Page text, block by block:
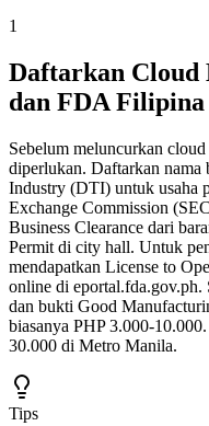
1
Daftarkan
dan FDA Filipina
Sebelum meluncurkan
diperlukan. Daftarkan nama
Industry (DTI) untuk usaha
Exchange Commission
Business Clearance dari
Permit di city hall. Untuk
mendapatkan License to
online di eportal.fda.gov.ph.
dan bukti Good
biasanya PHP 3.000-
30.000 di Metro Manila.
Tips